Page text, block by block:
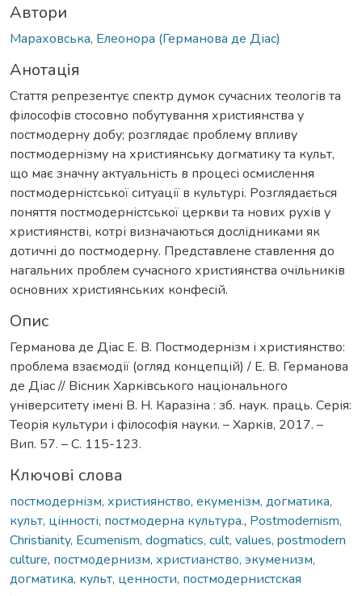
Автори
Мараховська, Елеонора (Германова де Діас)
Анотація
Стаття репрезентує спектр думок сучасних теологів та
філософів стосовно побутування християнства у
постмодерну добу; розглядає проблему впливу
постмодернізму на християнську догматику та культ,
що має значну актуальність в процесі осмислення
постмодерністської ситуації в культурі. Розглядається
поняття постмодерністської церкви та нових рухів у
християнстві, котрі визначаються дослідниками як
дотичні до постмодерну. Представлене ставлення до
нагальних проблем сучасного християнства очільників
основних християнських конфесій.
Опис
Германова де Діас Е. В. Постмодернізм і християнство:
проблема взаємодії (огляд концепцій) / Е. В. Германова
де Діас // Вісник Харківського національного
університету імені В. Н. Каразіна : зб. наук. праць. Серія:
Теорія культури і філософія науки. – Харків, 2017. –
Вип. 57. – С. 115-123.
Ключові слова
постмодернізм, християнство, екуменізм, догматика,
культ, цінності, постмодерна культура., Postmodernism,
Christianity, Ecumenism, dogmatics, cult, values, postmodern
culture, постмодернизм, христианство, экуменизм,
догматика, культ, ценности, постмодернистская